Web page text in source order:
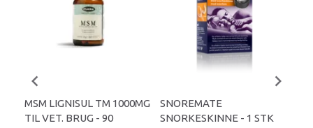
MSM LIGNISUL TM 1000MG
TIL VET. BRUG - 90
SNOREMATE
SNORKESKINNE - 1 STK